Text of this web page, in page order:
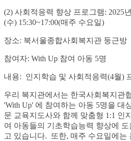
(2) 사회적응력 향상 프로그램: 2025
(수) 15:30~17:00(매주 수요일)
장소: 북서울종합사회복지관 둥근방
참여자: With Up 참여 아동 5명
내용: 인지학습 및 사회적응력(4월)
우리 복지관에서는 한국사회복지관
'With Up' 에 참여하는 아동 5명을 대
문 교육지도사와 함께 맞춤형 1:1 인
여 아동들의 기초학습능력 향상에
고 있습니다. 또한, 매주 수요일에는